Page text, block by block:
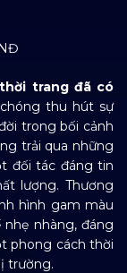
trang đã có
thu hút sự
trong bối cảnh
trải qua những
đối tác đáng tin
lượng. Thương
hình gam màu
nhàng, đáng
phong cách thời
trường.